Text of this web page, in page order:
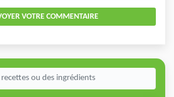
VOTRE COMMENTAIRE